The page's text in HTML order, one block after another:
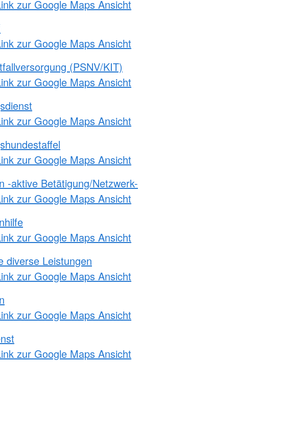
zur Google Maps Ansicht
zur Google Maps Ansicht
(PSNV/KIT)
zur Google Maps Ansicht
zur Google Maps Ansicht
zur Google Maps Ansicht
-aktive Betätigung/Netzwerk-
zur Google Maps Ansicht
zur Google Maps Ansicht
diverse Leistungen
zur Google Maps Ansicht
zur Google Maps Ansicht
zur Google Maps Ansicht